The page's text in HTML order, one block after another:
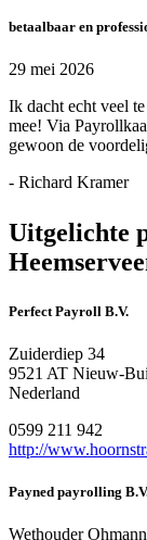
betaalbaar en
29 mei 2026
Ik dacht echt veel
mee! Via
gewoon de
- Richard Kramer
Uitgelichte
Perfect Payroll B.V.
Zuiderdiep 34
9521 AT Nieuw-
Nederland
0599 211 942
http://
Payned payrolling
Wethouder